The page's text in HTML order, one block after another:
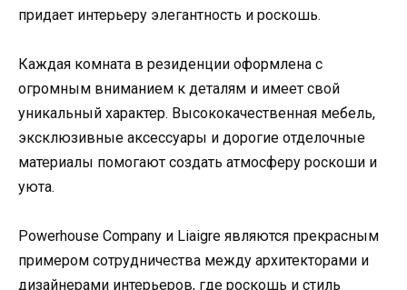
придает интерьеру элегантность и роскошь.
Каждая комната в резиденции оформлена с
огромным вниманием к деталям и имеет свой
уникальный характер. Высококачественная мебель,
эксклюзивные аксессуары и дорогие отделочные
материалы помогают создать атмосферу роскоши и
уюта.
Powerhouse Company и Liaigre являются прекрасным
примером сотрудничества между архитекторами и
дизайнерами интерьеров, где роскошь и стиль